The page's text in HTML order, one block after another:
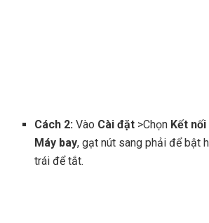
Cách 2: Vào Cài đặt >Chọn Kết nối
Máy bay, gạt nút sang phải để bật
trái để tắt.